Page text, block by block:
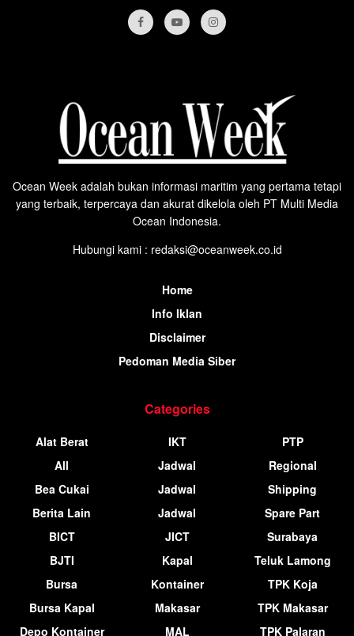
Ocean Week adalah bukan informasi maritim yang pertama tetapi
yang terbaik, terpercaya dan akurat dikelola oleh PT Multi Media
Ocean Indonesia.
Hubungi kami : redaksi@oceanweek.co.id
Home
Info Iklan
Disclaimer
Pedoman Media Siber
Categories
Alat Berat
All
Bea Cukai
Berita Lain
BICT
BJTI
Bursa
Bursa Kapal
Depo Kontainer
IKT
Jadwal
Jadwal
Jadwal
JICT
Kapal
Kontainer
Makasar
MAL
PTP
Regional
Shipping
Spare Part
Surabaya
Teluk Lamong
TPK Koja
TPK Makasar
TPK Palaran